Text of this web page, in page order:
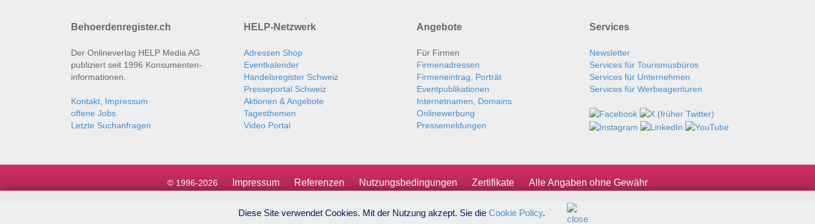
Behoerdenregister.ch
Der Onlineverlag HELP Media AG
publiziert seit 1996 Konsumenten­
informationen.
Kontakt, Impressum
offene Jobs
Letzte Suchanfragen
HELP-Netzwerk
Adressen Shop
Eventkalender
Handelsregister Schweiz
Presseportal Schweiz
Aktionen & Angebote
Tagesthemen
Video Portal
Angebote
Für Firmen
Firmenadressen
Firmeneintrag, Porträt
Eventpublikationen
Internetnamen, Domains
Onlinewerbung
Pressemeldungen
Services
Newsletter
Services für Tourismusbüros
Services für Unternehmen
Services für Werbeagenturen
© 1996-2026 Impressum Referenzen Nutzungsbedingungen Zertifikate Alle Angaben ohne Gewähr
Diese Site verwendet Cookies. Mit der Nutzung akzept. Sie die Cookie Policy.